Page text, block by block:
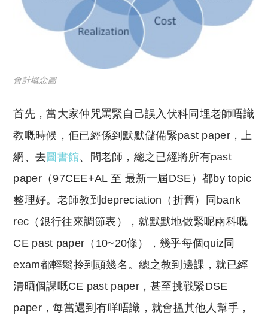
會計概念圖
首先，當大家仲咒罵緊自己誤入伏科同埋老師唔識
教嘅時候，佢已經係到默默儲備緊past paper，上
網、去圖書館、問老師，總之已經將所有past
paper（97CEE+AL 至 最新一屆DSE ）都by topic
整理好。老師教到depreciation（折舊）同bank
rec（銀行往來調節表），就默默地做緊呢兩科嘅
CE past paper（10~20條），幾乎每個quiz同
exam都輕鬆拎到頭幾名。總之教到邊課，就已經
清晒個課嘅CE past paper，甚至挑戰緊DSE
paper，每當遇到有咩唔識，就會搵其他人幫手，